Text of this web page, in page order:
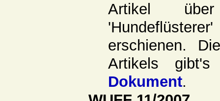
Artikel
erschienen.
Artikels
Dokument.